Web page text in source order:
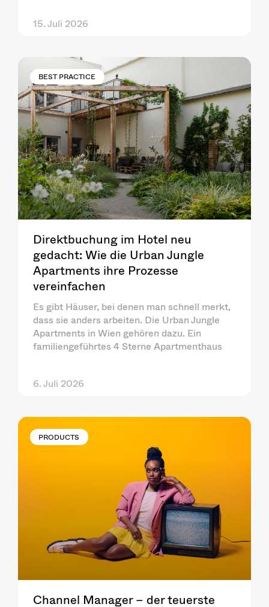
15. Juli 2026
BEST PRACTICE
Direktbuchung im Hotel neu
gedacht: Wie die Urban Jungle
Apartments ihre Prozesse
vereinfachen
Es gibt Häuser, bei denen man schnell merkt,
dass sie anders arbeiten. Die Urban Jungle
Apartments in Wien gehören dazu. Ein
familiengeführtes 4 Sterne Apartmenthaus
6. Juli 2026
PRODUCTS
Channel Manager – der teuerste